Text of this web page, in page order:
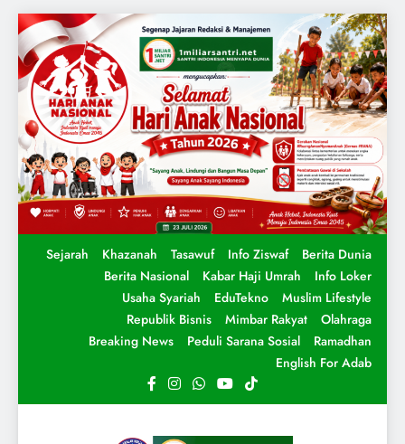
Sejarah Khazanah Tasawuf Info Ziswaf
Berita Dunia
Berita Nasional
Kabar Haji Umrah
Info Loker
Usaha Syariah
EduTekno
Muslim Lifestyle
Republik Bisnis
Mimbar Rakyat
Olahraga
Breaking News
Peduli Sarana Sosial
Ramadhan
English For Adab